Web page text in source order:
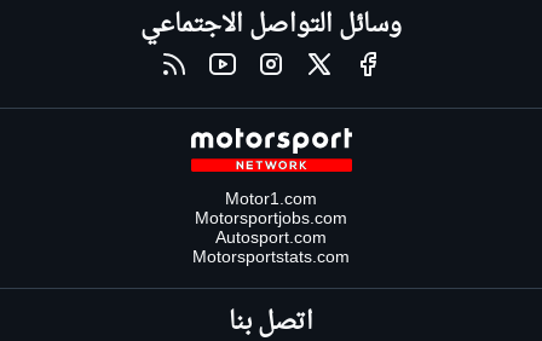
وسائل التواصل الاجتماعي
Motor1.com
Motorsportjobs.com
Autosport.com
Motorsportstats.com
اتصل بنا